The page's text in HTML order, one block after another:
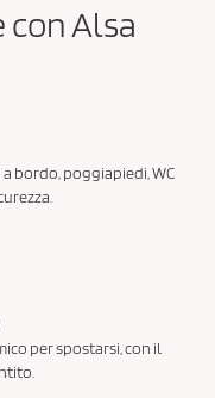
con Alsa
bordo, poggiapiedi, WC
per spostarsi, con il